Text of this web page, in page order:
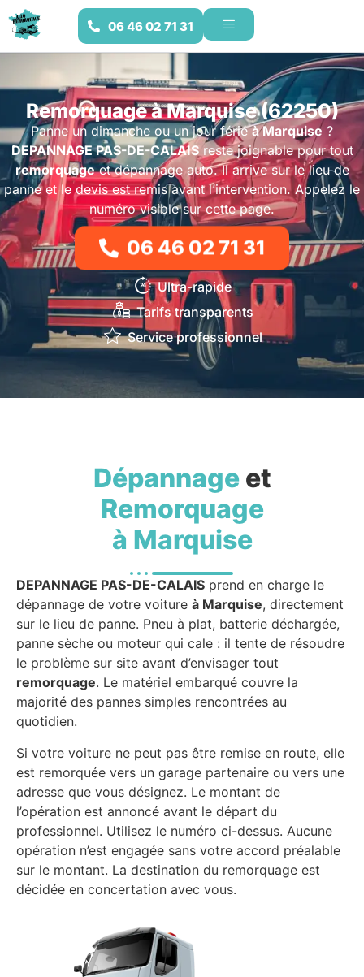
06 46 02 71 31
Remorquage à Marquise (62250)
Panne un dimanche ou un jour fériéà Marquise ?
DEPANNAGE PAS-DE-CALAISreste joignable pour tout
remorquageet dépannage auto. Il arrive sur le lieu de
panne et le devis est remis avant l’intervention. Appelez le
numéro visible sur cette page.
06 46 02 71 31
Ultra-rapide
Tarifs transparents
Service professionnel
Dépannageet
Remorquage
à Marquise
DEPANNAGE PAS-DE-CALAIS prend en charge le
dépannage de votre voiture à Marquise, directement
sur le lieu de panne. Pneu à plat, batterie déchargée,
panne sèche ou moteur qui cale : il tente de résoudre
le problème sur site avant d’envisager tout
remorquage. Le matériel embarqué couvre la
majorité des pannes simples rencontrées au
quotidien.
Si votre voiture ne peut pas être remise en route, elle
est remorquée vers un garage partenaire ou vers une
adresse que vous désignez. Le montant de
l’opération est annoncé avant le départ du
professionnel. Utilisez le numéro ci-dessus. Aucune
opération n’est engagée sans votre accord préalable
sur le montant. La destination du remorquage est
décidée en concertation avec vous.